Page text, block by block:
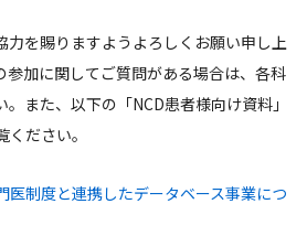
を賜りますようよろしくお願い申し上
参加に関してご質問がある場合は、各科
また、以下の「NCD患者様向け資料」
ださい。
医制度と連携したデータベース事業につ